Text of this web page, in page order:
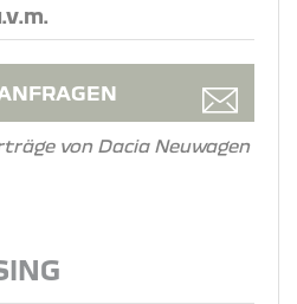
von Dacia Neuwagen